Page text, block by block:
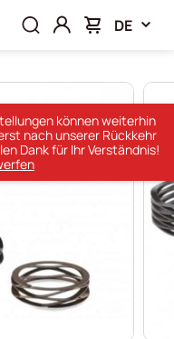
DE
können weiterhin
nach unserer Rückkehr
Dank für Ihr Verständnis!